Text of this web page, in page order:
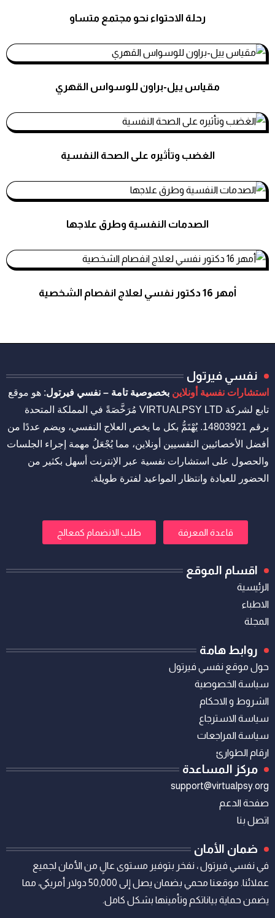
نفسي فيرتول
استشارات نفسية أونلاين بخصوصية تامة – نفسي فيرتول: هو موقع
تابع لشركة VIRTUALPSY LTD مُرَخَّصَةً في المملكة المتحدة
برقم 14803921. يُهْتَمُّ بكل ما يخص العلاج النفسي، ويضم عددًا من
أفضل الأخصائيين النفسيين أونلاين، مما يُجْعَلُ مهمة إجراء الجلسات
والحصول على استشارات نفسية عبر الإنترنت أسهل بكثير من
الحضور للعيادة وانتظار المواعيد لفترة طويلة.
قاعدة المعرفة طلب الانضمام كمعالج
اقسام الموقع
الرئيسية
الاطباء
المجلة
روابط هامة
حول موقع نفسي فيرتول
سياسة الخصوصية
الشروط و الاحكام
سياسة الاسترجاع
سياسة المراجعات
ارقام الطوارئ
مركز المساعدة
support@virtualpsy.org
صفحة الدعم
اتصل بنا
ضمان الأمان
في نفسي فيرتول ، نفخر بتوفير مستوى عالٍ من الأمان لجميع
عملائنا. موقعنا محمي بضمان يصل إلى 50,000 دولار أمريكي، مما
يضمن حماية بياناتكم وتأمينها بشكل كامل.